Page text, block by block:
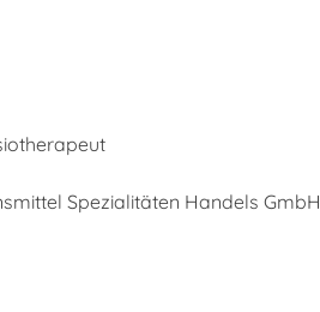
Spezialitäten Handels GmbH